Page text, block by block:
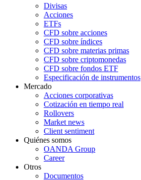
Divisas
Acciones
ETFs
CFD sobre acciones
CFD sobre índices
CFD sobre materias primas
CFD sobre criptomonedas
CFD sobre fondos ETF
Especificación de instrumentos
Mercado
Acciones corporativas
Cotización en tiempo real
Rollovers
Market news
Client sentiment
Quiénes somos
OANDA Group
Career
Otros
Documentos